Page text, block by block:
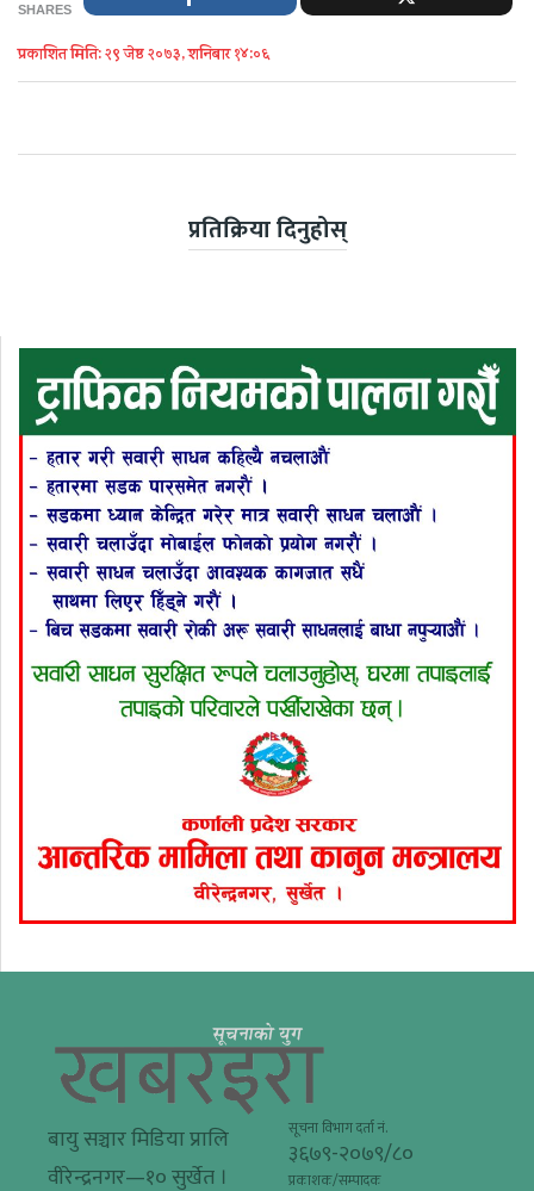
SHARES
प्रकाशित मिति: २९ जेष्ठ २०७३, शनिबार १४:०६
प्रतिक्रिया दिनुहोस्
बायु सञ्चार मिडिया प्रालि
वीरेन्द्रनगर—१० सुर्खेत ।
सूचना विभाग दर्ता नं.
३६७९-२०७९/८०
प्रकाशक/सम्पादक